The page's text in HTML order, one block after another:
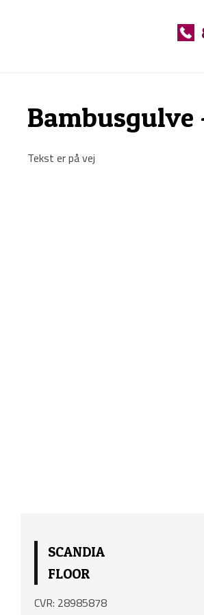
Se
Tekst er på vej​
SCANDIA
FLOOR
CVR: 28985878